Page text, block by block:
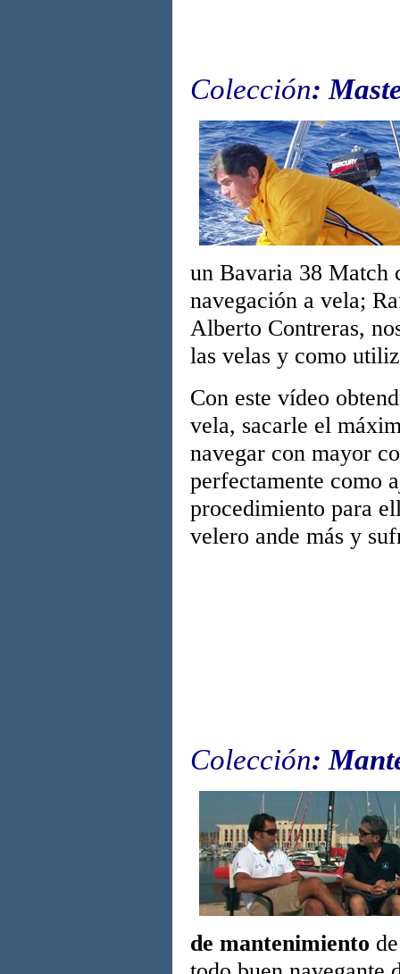
Colección:
un Bavaria 38 Match
navegación a vela;
Alberto Contreras,
las velas y como
Con este vídeo
vela, sacarle el
navegar con mayor
perfectamente como
procedimiento para
velero ande más y
Colección:
de mantenimiento